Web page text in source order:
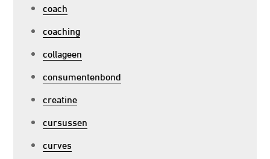
coach
coaching
collageen
consumentenbond
creatine
cursussen
curves